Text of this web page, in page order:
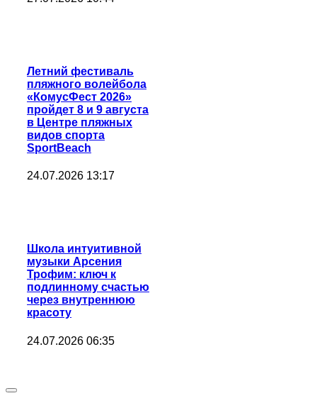
Летний фестиваль
пляжного волейбола
«КомусФест 2026»
пройдет 8 и 9 августа
в Центре пляжных
видов спорта
SportBeach
24.07.2026 13:17
Школа интуитивной
музыки Арсения
Трофим: ключ к
подлинному счастью
через внутреннюю
красоту
24.07.2026 06:35